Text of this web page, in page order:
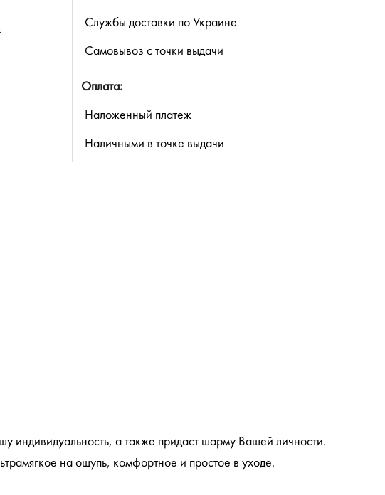
Службы доставки по Украине
Самовывоз с точки выдачи
Оплата:
Наложенный платеж
Наличными в точке выдачи
индивидуальность, а также придаст шарму Вашей личности.
на ощупь, комфортное и простое в уходе.